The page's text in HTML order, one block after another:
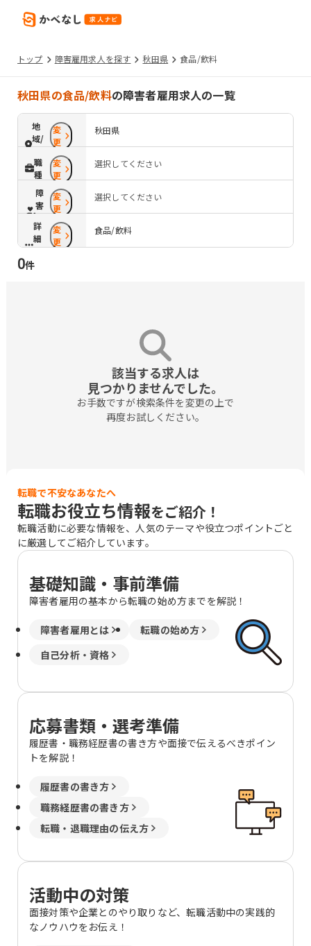
トップ 障害雇用求人を探す 秋田県 食品/飲料
秋田県の食品/飲料の障害者雇用求人の一覧
地
域/
路
線
変
更
秋田県
職
種
変
更
選択してください
障
害
配
慮
変
更
選択してください
詳
細
条
件
変
更
食品/飲料
0件
該当する求人は
見つかりませんでした。
お手数ですが検索条件を変更の上で
再度お試しください。
転職で不安なあなたへ
転職お役立ち情報をご紹介！
転職活動に必要な情報を、人気のテーマや役立つポイントごと
に厳選してご紹介しています。
基礎知識・事前準備
障害者雇用の基本から転職の始め方までを解説！
障害者雇用とは
転職の始め方
自己分析・資格
応募書類・選考準備
履歴書・職務経歴書の書き方や面接で伝えるべきポイン
トを解説！
履歴書の書き方
職務経歴書の書き方
転職・退職理由の伝え方
活動中の対策
面接対策や企業とのやり取りなど、転職活動中の実践的
なノウハウをお伝え！